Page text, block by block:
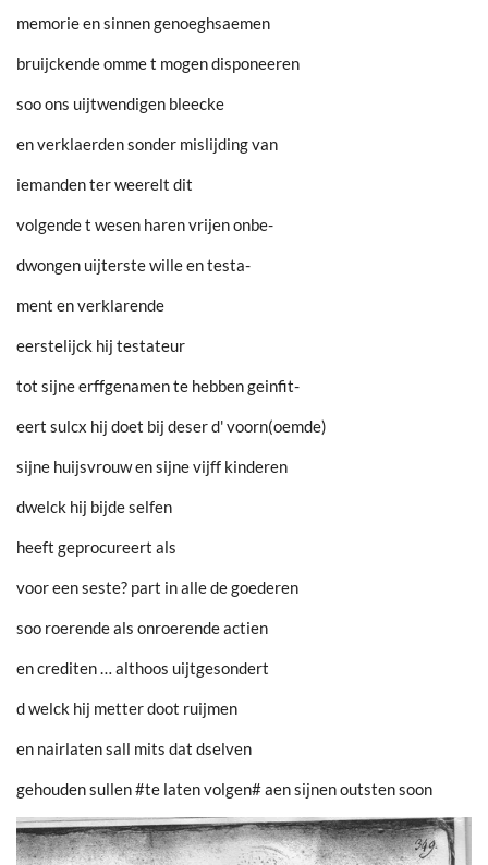
memorie en sinnen genoeghsaemen
bruijckende omme t mogen disponeeren
soo ons uijtwendigen bleecke
en verklaerden sonder mislijding van
iemanden ter weerelt dit
volgende t wesen haren vrijen onbe-
dwongen uijterste wille en testa-
ment en verklarende
eerstelijck hij testateur
tot sijne erffgenamen te hebben geinfit-
eert sulcx hij doet bij deser d' voorn(oemde)
sijne huijsvrouw en sijne vijff kinderen
dwelck hij bijde selfen
heeft geprocureert als
voor een seste? part in alle de goederen
soo roerende als onroerende actien
en crediten … althoos uijtgesondert
d welck hij metter doot ruijmen
en nairlaten sall mits dat dselven
gehouden sullen #te laten volgen# aen sijnen outsten soon